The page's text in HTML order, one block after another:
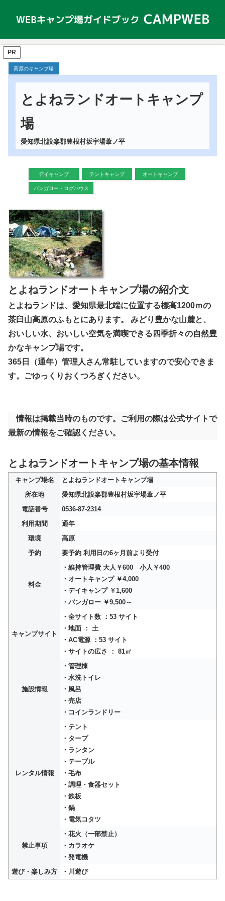
PR
高原のキャンプ場
とよねランドオートキャンプ
場
愛知県北設楽郡豊根村坂宇場葦ノ平
デイキャンプ テントキャンプ オートキャンプ
バンガロー・ログハウス
とよねランドオートキャンプ場の紹介文
とよねランドは、愛知県最北端に位置する標高1200ｍの
茶臼山高原のふもとにあります。 みどり豊かな山麓と、
おいしい水、おいしい空気を満喫できる四季折々の自然豊
かなキャンプ場です。
365日（通年）管理人さん常駐していますので安心できま
す。ごゆっくりおくつろぎください。
情報は掲載当時のものです。ご利用の際は公式サイトで
最新の情報をご確認ください。
とよねランドオートキャンプ場の基本情報
キャンプ場名
とよねランドオートキャンプ場
所在地
愛知県北設楽郡豊根村坂宇場葦ノ平
電話番号
0536-87-2314
利用期間
通年
環境
高原
予約
要予約 利用日の6ヶ月前より受付
料金
・維持管理費 大人￥600 小人￥400
・オートキャンプ ￥4,000
・デイキャンプ ￥1,600
・バンガロー ￥9,500～
キャンプサイト
・全サイト数 ：53 サイト
・地面 ： 土
・AC電源 ：53 サイト
・サイトの広さ ： 81㎡
施設情報
・管理棟
・水洗トイレ
・風呂
・売店
・コインランドリー
レンタル情報
・テント
・タープ
・ランタン
・テーブル
・毛布
・調理・食器セット
・鉄板
・鍋
・電気コタツ
禁止事項
・花火（一部禁止）
・カラオケ
・発電機
遊び・楽しみ方
・川遊び